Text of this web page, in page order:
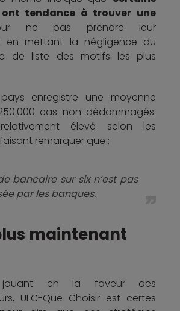
ont tendance à trouver une
ne pas prendre leur
en mettant la négligence du
de liste des motifs les plus
enregistre une moyenne
000 cas non dédommagés.
élevé selon les
remarquer que :
bancaire sur six n’est pas
par les banques.
maintenant
jouant en la faveur des
UFC-Que Choisir est certes